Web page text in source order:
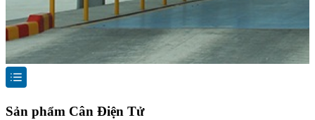
Sản phẩm Cân Điện Tử